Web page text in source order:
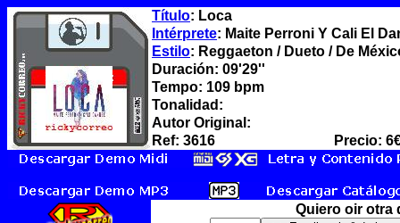
Título: Loca
Intérprete: Maite Perroni Y Cali El
Estilo: Reggaeton / Dueto / De
Duración: 09'29''
Tempo: 109 bpm
Tonalidad:
Autor Original:
Ref: 3616
Precio:
Quiero oir otra